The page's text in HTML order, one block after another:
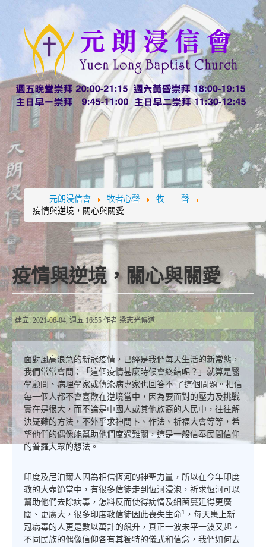
元朗浸信會 牧者心聲
牧 聲
疫情與逆境，關心與關愛
疫情與逆境，關心與關愛
建立: 2021-06-04, 週五 16:55 作者 梁志光傳道
面對風高浪急的新冠疫情，已經是我們每天生活的新常態，
我們常常會問：「這個疫情甚麼時候會終結呢？」就算是醫
學顧問、病理學家或傳染病專家也回答不 了這個問題。相信
每一個人都不會喜歡在逆境當中，因為要面對的壓力及挑戰
實在是很大，而不論是中國人或其他族裔的人民中，往往解
決疑難的方法，不外乎求神問卜、作法、祈福大會等等，希
望他們的偶像能幫助他們度過難關，這是一般信奉民間信仰
的普羅大眾的想法。
印度及尼泊爾人因為相信恆河的神聖力量，所以在今年印度
教的大壺節當中，有很多信徒走到恆河浸泡，祈求恆河可以
幫助他們去除病毒，怎料反而使得病情及細菌蔓延得更廣
闊、更廣大，很多印度教信徒因此喪失生命1
，每天患上新
冠病毒的人更是數以萬計的飆升，真正一波未平一波又起。
不同民族的偶像信仰各有其獨特的儀式和信念，我們如何去